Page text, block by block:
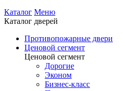
Каталог Меню
Каталог дверей
Противопожарные двери
Ценовой сегмент
Ценовой сегмент
Дорогие
Эконом
Бизнес-класс